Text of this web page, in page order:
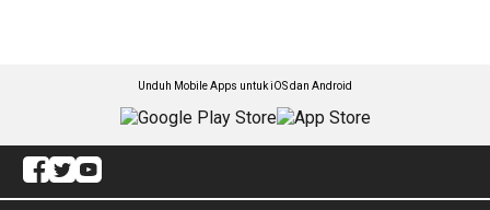
Unduh Mobile Apps untuk iOS dan Android